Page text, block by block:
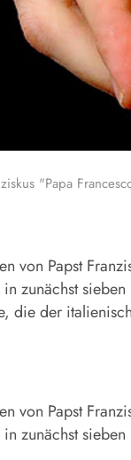
"Papa
von Papst
zunächst
die der
von Papst
zunächst